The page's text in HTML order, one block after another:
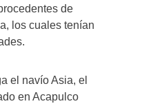
de
los cuales tenían
el navío Asia, el
en Acapulco